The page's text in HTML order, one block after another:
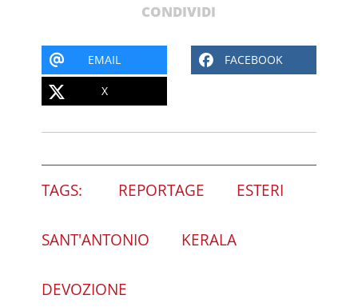
CONDIVIDI
EMAIL FACEBOOK
X
TAGS: REPORTAGE ESTERI
SANT'ANTONIO KERALA
DEVOZIONE